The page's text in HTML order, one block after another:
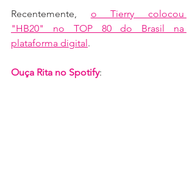
Recentemente, o Tierry colocou
"HB20" no TOP 80 do Brasil na
plataforma digital.
Ouça Rita no Spotify: